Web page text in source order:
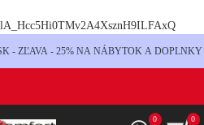
- ZĽAVA - 25% NA NÁBYTOK A DOPLNKY
0 0